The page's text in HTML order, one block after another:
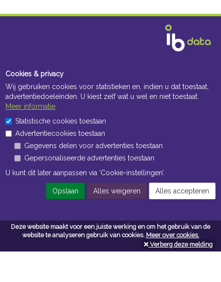
Deze website maakt voor een juiste werking en om het gebruik van de
website te analyseren gebruik van cookies. Meer over cookies.
Verberg deze melding
Openingstijden Kantoor
ma t/m vr 8:30 uur tot 17:00 uur
Openingstijden Magazijn
ma t/m vr 7:00 uur tot 16:30 uur
Navigatie
Algemene voorwaarden
Privacy
Cookies & privacy
Wij gebruiken cookies voor statistieken en, indien u dat toestaat,
advertentiedoeleinden. U kiest zelf wat u wel en niet toestaat.
Meer informatie
Statistische cookies toestaan
Advertentiecookies toestaan
Gegevens delen voor advertenties toestaan
Gepersonaliseerde advertenties toestaan
U kunt dit later aanpassen via ‘Cookie-instellingen’.
Opslaan Alles weigeren Alles accepteren